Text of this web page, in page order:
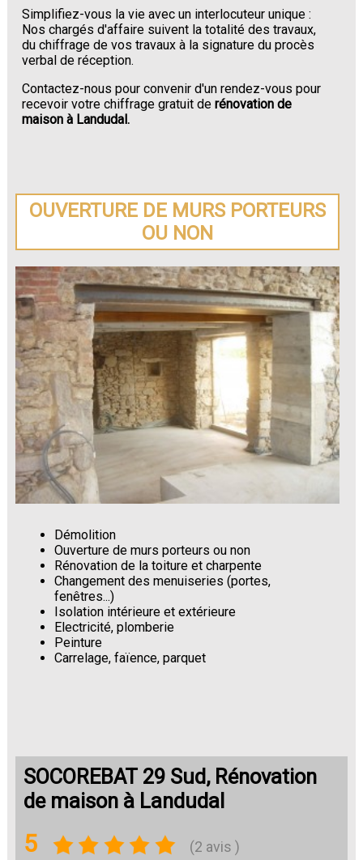
Simplifiez-vous la vie avec un interlocuteur unique :
Nos chargés d'affaire suivent la totalité des travaux,
du chiffrage de vos travaux à la signature du procès
verbal de réception.
Contactez-nous pour convenir d'un rendez-vous pour
recevoir votre chiffrage gratuit derénovation de
maison à Landudal.
OUVERTURE DE MURS PORTEURS
OU NON
Démolition
Ouverture de murs porteurs ou non
Rénovation de la toiture et charpente
Changement des menuiseries (portes,
fenêtres...)
Isolation intérieure et extérieure
Electricité, plomberie
Peinture
Carrelage, faïence, parquet
SOCOREBAT 29 Sud, Rénovation
de maison à Landudal
5 (2 avis )